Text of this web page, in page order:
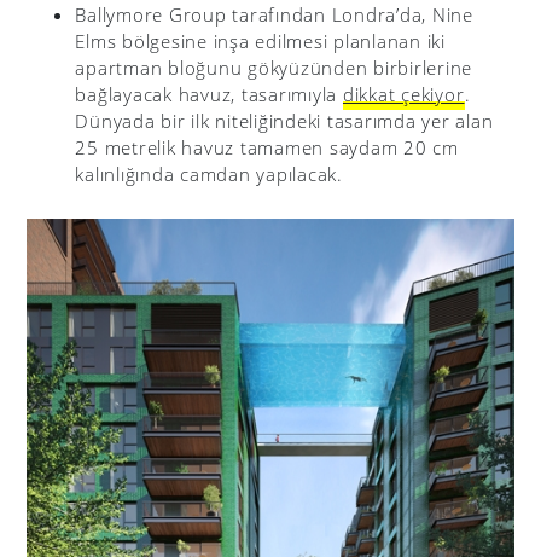
Ballymore Group tarafından Londra’da, Nine
Elms bölgesine inşa edilmesi planlanan iki
apartman bloğunu gökyüzünden birbirlerine
bağlayacak havuz, tasarımıyla dikkat çekiyor.
Dünyada bir ilk niteliğindeki tasarımda yer alan
25 metrelik havuz tamamen saydam 20 cm
kalınlığında camdan yapılacak.